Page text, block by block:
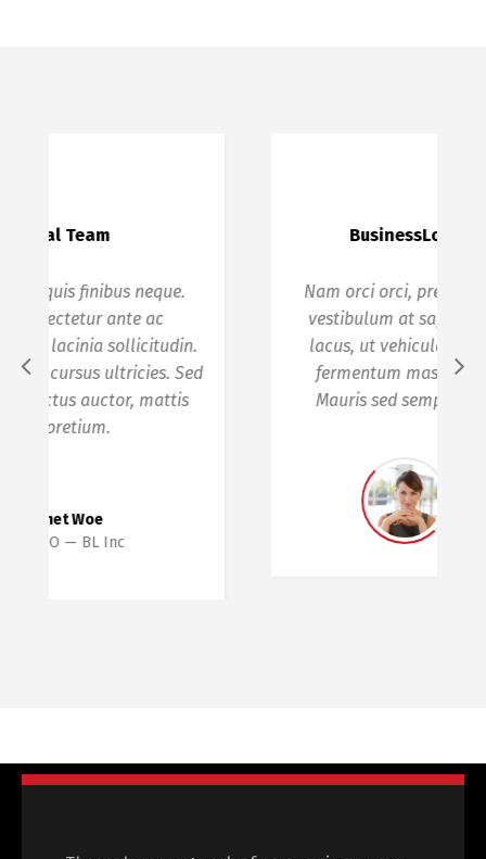
BusinessLounge is the Best!
Nam orci orci, pretium vel elementum eu,
vestibulum at sapien. Sed pretium turpis
lacus, ut vehicula odio tempor non. Duis
fermentum massa sed laoreet suscipit.
Mauris sed semper urna, a facilisis elit.